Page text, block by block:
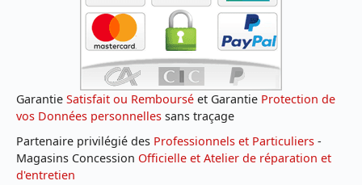
Garantie Satisfait ou Remboursé et Garantie Protection de
vos Données personnelles sans traçage
Partenaire privilégié des Professionnels et Particuliers -
Magasins Concession Officielle et Atelier de réparation et
d'entretien